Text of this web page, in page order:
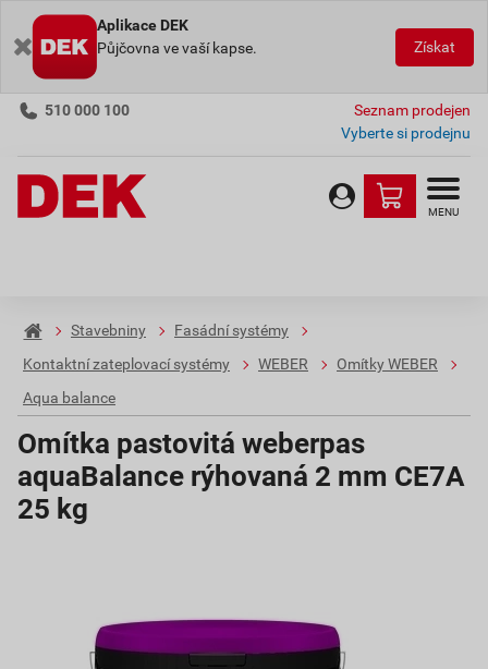
Aplikace DEK
Půjčovna ve vaší kapse.
Získat
510 000 100
Seznam prodejen
Vyberte si prodejnu
MENU
Stavebniny
Fasádní systémy
Kontaktní zateplovací systémy
WEBER
Omítky WEBER
Aqua balance
Omítka pastovitá weberpas
aquaBalance rýhovaná 2 mm CE7A
25 kg